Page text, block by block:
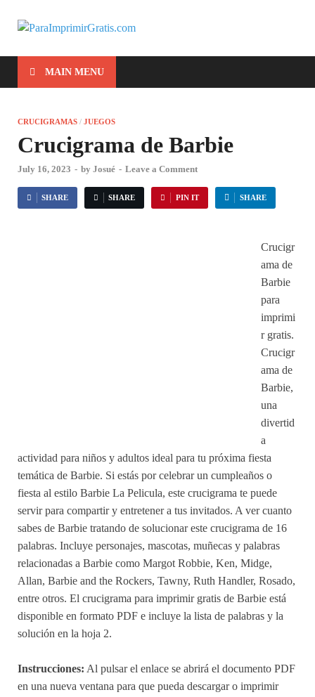
MAIN MENU
CRUCIGRAMAS / JUEGOS
Crucigrama de Barbie
July 16, 2023 - by Josué - Leave a Comment
SHARE SHARE PIN IT SHARE
Crucigr
ama de
Barbie
para
imprimi
r gratis.
Crucigr
ama de
Barbie,
una
divertid
a
actividad para niños y adultos ideal para tu próxima fiesta
temática de Barbie. Si estás por celebrar un cumpleaños o
fiesta al estilo Barbie La Pelicula, este crucigrama te puede
servir para compartir y entretener a tus invitados. A ver cuanto
sabes de Barbie tratando de solucionar este crucigrama de 16
palabras. Incluye personajes, mascotas, muñecas y palabras
relacionadas a Barbie como Margot Robbie, Ken, Midge,
Allan, Barbie and the Rockers, Tawny, Ruth Handler, Rosado,
entre otros. El crucigrama para imprimir gratis de Barbie está
disponible en formato PDF e incluye la lista de palabras y la
solución en la hoja 2.
Instrucciones: Al pulsar el enlace se abrirá el documento PDF
en una nueva ventana para que pueda descargar o imprimir